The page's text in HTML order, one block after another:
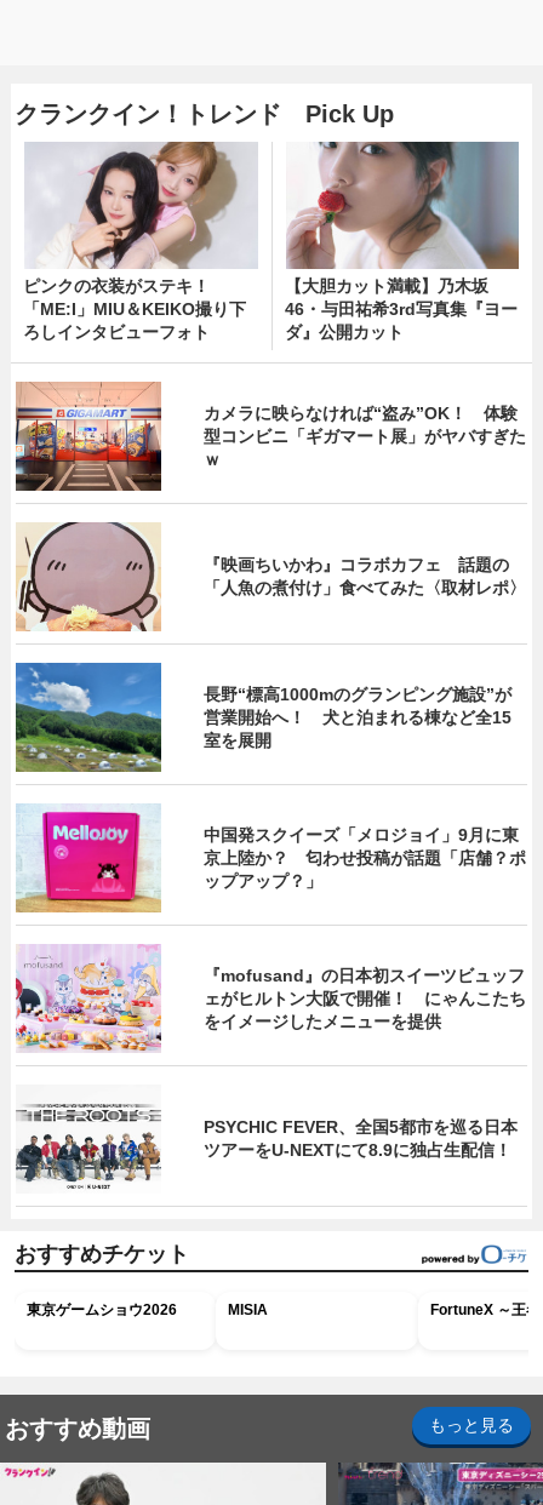
クランクイン！トレンド Pick Up
ピンクの衣装がステキ！
「ME:I」MIU＆KEIKO撮り下
ろしインタビューフォト
【大胆カット満載】乃木坂
46・与田祐希3rd写真集『ヨー
ダ』公開カット
カメラに映らなければ“盗み”OK！ 体験
型コンビニ「ギガマート展」がヤバすぎた
ｗ
『映画ちいかわ』コラボカフェ 話題の
「人魚の煮付け」食べてみた〈取材レポ〉
長野“標高1000mのグランピング施設”が
営業開始へ！ 犬と泊まれる棟など全15
室を展開
中国発スクイーズ「メロジョイ」9月に東
京上陸か？ 匂わせ投稿が話題「店舗？ポ
ップアップ？」
『mofusand』の日本初スイーツビュッフ
ェがヒルトン大阪で開催！ にゃんこたち
をイメージしたメニューを提供
PSYCHIC FEVER、全国5都市を巡る日本
ツアーをU‐NEXTにて8.9に独占生配信！
おすすめチケット
東京ゲームショウ2026 MISIA FortuneX ～王
おすすめ動画 もっと見る